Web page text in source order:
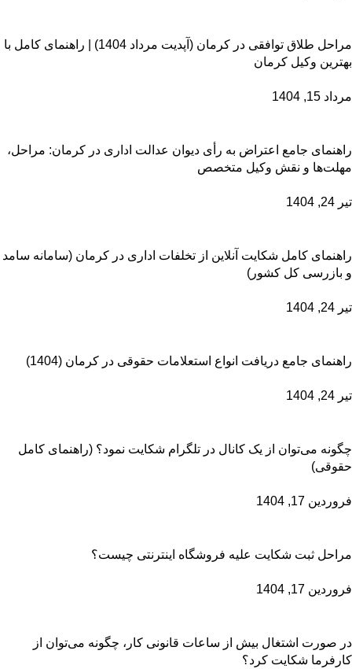
مراحل طلاق توافقی در کرمان (آپدیت مرداد 1404) | راهنمای کامل با
بهترین وکیل کرمان
مرداد 15, 1404
راهنمای جامع اعتراض به رأی دیوان عدالت اداری در کرمان: مراحل،
مهلت‌ها و نقش وکیل متخصص
تیر 24, 1404
راهنمای کامل شکایت آنلاین از تخلفات اداری در کرمان (سامانه سامد
و بازرسی کل کشور)
تیر 24, 1404
راهنمای جامع دریافت انواع استعلامات حقوقی در کرمان (1404)
تیر 24, 1404
چگونه می‌توان از یک کانال در تلگرام شکایت نمود؟ (راهنمای کامل
حقوقی)
فروردین 17, 1404
مراحل ثبت شکایت علیه فروشگاه اینترنتی چیست؟
فروردین 17, 1404
در صورت اشتغال بیش از ساعات قانونی کار، چگونه می‌توان از
کارفرما شکایت کرد؟